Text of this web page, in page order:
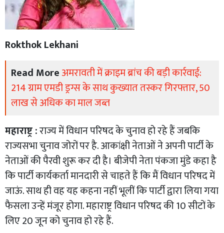
Rokthok Lekhani
Read Moreअमरावती में क्राइम ब्रांच की बड़ी कार्रवाई:
214 ग्राम एमडी ड्रग्स के साथ कुख्यात तस्कर गिरफ्तार, 50
लाख से अधिक का माल जब्त
महाराष्ट्र :राज्य में विधान परिषद के चुनाव हो रहे हैं जबकि
राज्यसभा चुनाव जोरों पर है. आकांक्षी नेताओं ने अपनी पार्टी के
नेताओं की पैरवी शुरू कर दी है। बीजेपी नेता पंकजा मुंडे कहा है
कि पार्टी कार्यकर्ता मानदारी से चाहते हैं कि मैं विधान परिषद में
जाऊं. साथ ही वह यह कहना नहीं भूलीं कि पार्टी द्वारा लिया गया
फैसला उन्हें मंजूर होगा. महाराष्ट्र विधान परिषद की 10 सीटों के
लिए 20 जून को चुनाव हो रहे हैं.